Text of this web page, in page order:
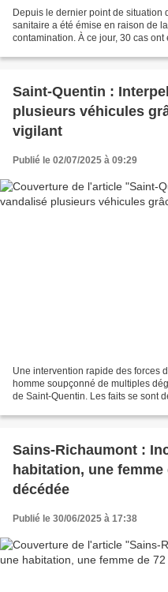
Depuis le dernier point de situation
sanitaire a été émise en raison de
contamination. À ce jour, 30 cas ont
Saint-Quentin :
plusieurs véhicules
vigilant
Publié le 02/07/2025 à 09:29
Une intervention rapide des forces
homme soupçonné de multiples
de Saint-Quentin. Les faits se sont
Sains-Richaumont :
habitation, une
décédée
Publié le 30/06/2025 à 17:38